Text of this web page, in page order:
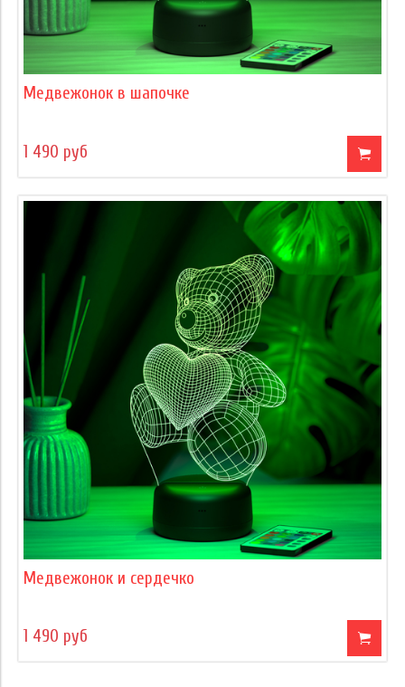
Медвежонок в шапочке
1 490 руб
Медвежонок и сердечко
1 490 руб